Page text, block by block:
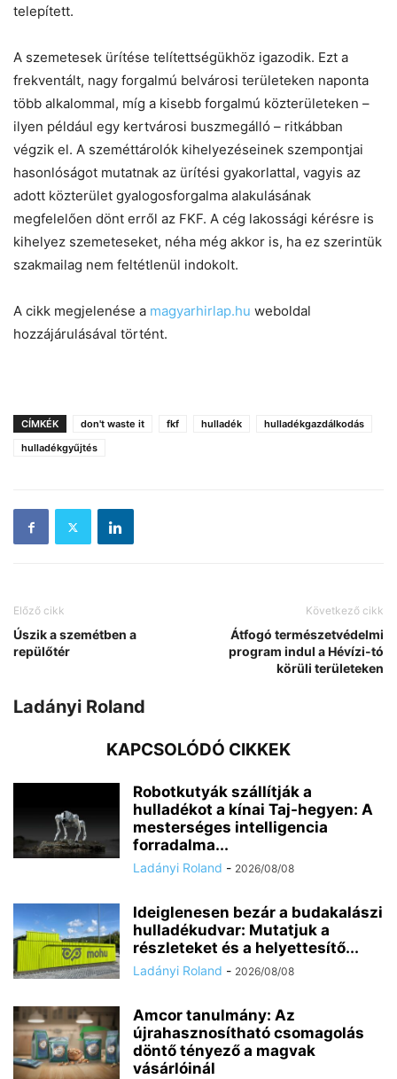
telepített.
A szemetesek ürítése telítettségükhöz igazodik. Ezt a
frekventált, nagy forgalmú belvárosi területeken naponta
több alkalommal, míg a kisebb forgalmú közterületeken –
ilyen például egy kertvárosi buszmegálló – ritkábban
végzik el. A szeméttárolók kihelyezéseinek szempontjai
hasonlóságot mutatnak az ürítési gyakorlattal, vagyis az
adott közterület gyalogosforgalma alakulásának
megfelelően dönt erről az FKF. A cég lakossági kérésre is
kihelyez szemeteseket, néha még akkor is, ha ez szerintük
szakmailag nem feltétlenül indokolt.
A cikk megjelenése a magyarhirlap.hu weboldal
hozzájárulásával történt.
CÍMKÉK don't waste it fkf hulladék
hulladékgazdálkodás
hulladékgyűjtés
Előző cikk
Úszik a szemétben a
repülőtér
Következő cikk
Átfogó természetvédelmi
program indul a Hévízi-tó
körüli területeken
Ladányi Roland
KAPCSOLÓDÓ CIKKEK
Robotkutyák szállítják a
hulladékot a kínai Taj-hegyen: A
mesterséges intelligencia
forradalma...
Ladányi Roland - 2026/08/08
Ideiglenesen bezár a budakalászi
hulladékudvar: Mutatjuk a
részleteket és a helyettesítő...
Ladányi Roland - 2026/08/08
Amcor tanulmány: Az
újrahasznosítható csomagolás
döntő tényező a magvak
vásárlóinál